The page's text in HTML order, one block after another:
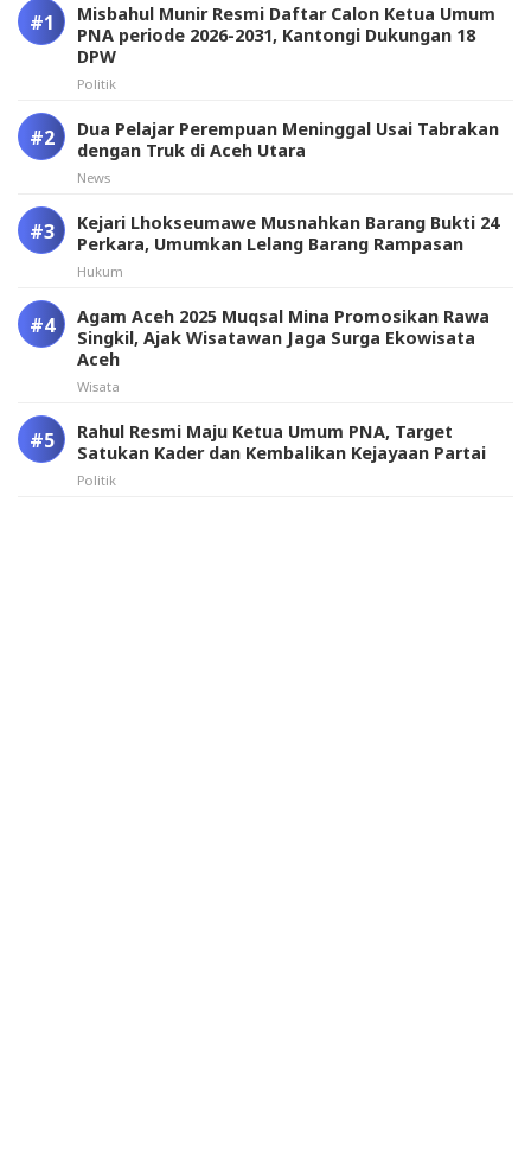
Misbahul Munir Resmi Daftar Calon Ketua Umum
PNA periode 2026-2031, Kantongi Dukungan 18
DPW
Politik
Dua Pelajar Perempuan Meninggal Usai Tabrakan
dengan Truk di Aceh Utara
News
Kejari Lhokseumawe Musnahkan Barang Bukti 24
Perkara, Umumkan Lelang Barang Rampasan
Hukum
Agam Aceh 2025 Muqsal Mina Promosikan Rawa
Singkil, Ajak Wisatawan Jaga Surga Ekowisata
Aceh
Wisata
Rahul Resmi Maju Ketua Umum PNA, Target
Satukan Kader dan Kembalikan Kejayaan Partai
Politik